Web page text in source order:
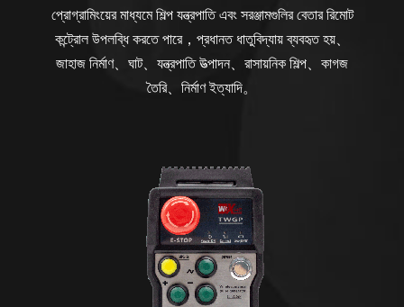
প্রোগ্রামিংয়ের মাধ্যমে শিল্প যন্ত্রপাতি এবং সরঞ্জামগুলির বেতার রিমোট
কন্ট্রোল উপলব্ধি করতে পারে，প্রধানত ধাতুবিদ্যায় ব্যবহৃত হয়、
জাহাজ নির্মাণ、ঘাট、যন্ত্রপাতি উত্পাদন、রাসায়নিক শিল্প、কাগজ
তৈরি、নির্মাণ ইত্যাদি。